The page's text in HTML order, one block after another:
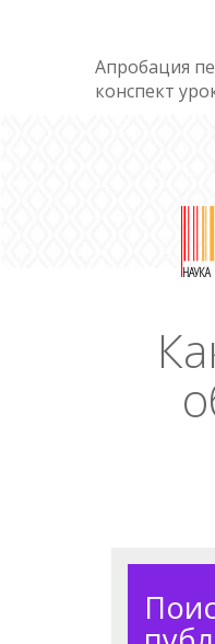
Апробация
конспект